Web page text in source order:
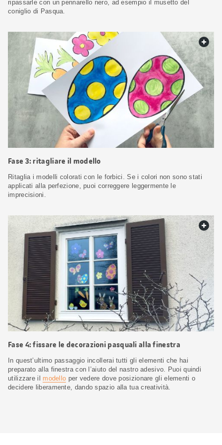
ripassarle con un pennarello nero, ad esempio il musetto del
coniglio di Pasqua.
Fase 3: ritagliare il modello
Ritaglia i modelli colorati con le forbici. Se i colori non sono stati
applicati alla perfezione, puoi correggere leggermente le
imprecisioni.
Fase 4: fissare le decorazioni pasquali alla finestra
In quest’ultimo passaggio incollerai tutti gli elementi che hai
preparato alla finestra con l’aiuto del nastro adesivo. Puoi quindi
utilizzare il modello per vedere dove posizionare gli elementi o
decidere liberamente, dando spazio alla tua creatività.